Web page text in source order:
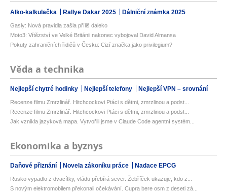
Alko-kalkulačka Rallye Dakar 2025 Dálniční známka 2025
Gasly: Nová pravidla zašla příliš daleko
Moto3: Vítězství ve Velké Británii nakonec vybojoval David Almansa
Pokuty zahraničních řidičů v Česku: Cizí značka jako privilegium?
Věda a technika
Nejlepší chytré hodinky Nejlepší telefony Nejlepší VPN – srovnání
Recenze filmu Zmrzlinář. Hitchcockovi Ptáci s dětmi, zmrzlinou a podst...
Recenze filmu Zmrzlinář. Hitchcockovi Ptáci s dětmi, zmrzlinou a podst...
Jak vznikla jazyková mapa. Vytvořili jsme v Claude Code agentní systém...
Ekonomika a byznys
Daňové přiznání Novela zákoníku práce Nadace EPCG
Rusko vypadlo z dvacítky, vládu přebírá sever. Žebříček ukazuje, kdo z...
S novým elektromobilem překonali očekávání. Cupra bere osm z deseti zá...